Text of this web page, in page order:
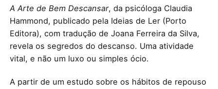
A Arte de Bem Descansar, da psicóloga Claudia
Hammond, publicado pela Ideias de Ler (Porto
Editora), com tradução de Joana Ferreira da Silva,
revela os segredos do descanso. Uma atividade
vital, e não um luxo ou simples ócio.
A partir de um estudo sobre os hábitos de repouso